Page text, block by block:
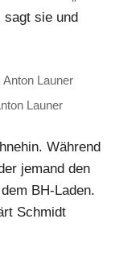
sagt sie und
Launer
Während
jemand den
BH-Laden.
Schmidt